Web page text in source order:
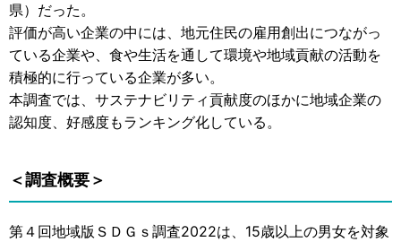
県）だった。
評価が高い企業の中には、地元住民の雇用創出につながっ
ている企業や、食や生活を通して環境や地域貢献の活動を
積極的に行っている企業が多い。
本調査では、サステナビリティ貢献度のほかに地域企業の
認知度、好感度もランキング化している。
＜調査概要＞
第４回地域版ＳＤＧｓ調査2022は、15歳以上の男女を対象